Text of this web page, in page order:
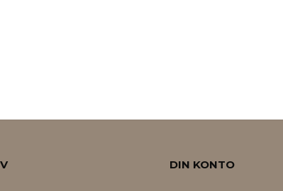
DIN KONTO